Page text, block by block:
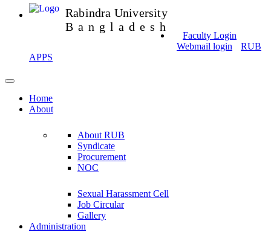
Rabindra University
Bangladesh
Faculty Login
Webmail login
RUB
APPS
Home
About
About RUB
Syndicate
Procurement
NOC
Sexual Harassment Cell
Job Circular
Gallery
Administration